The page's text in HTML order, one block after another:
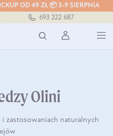
OD 49 ZŁ 📦 3-9 SIERPNIA
693 222 687
Olini
zastosowaniach naturalnych